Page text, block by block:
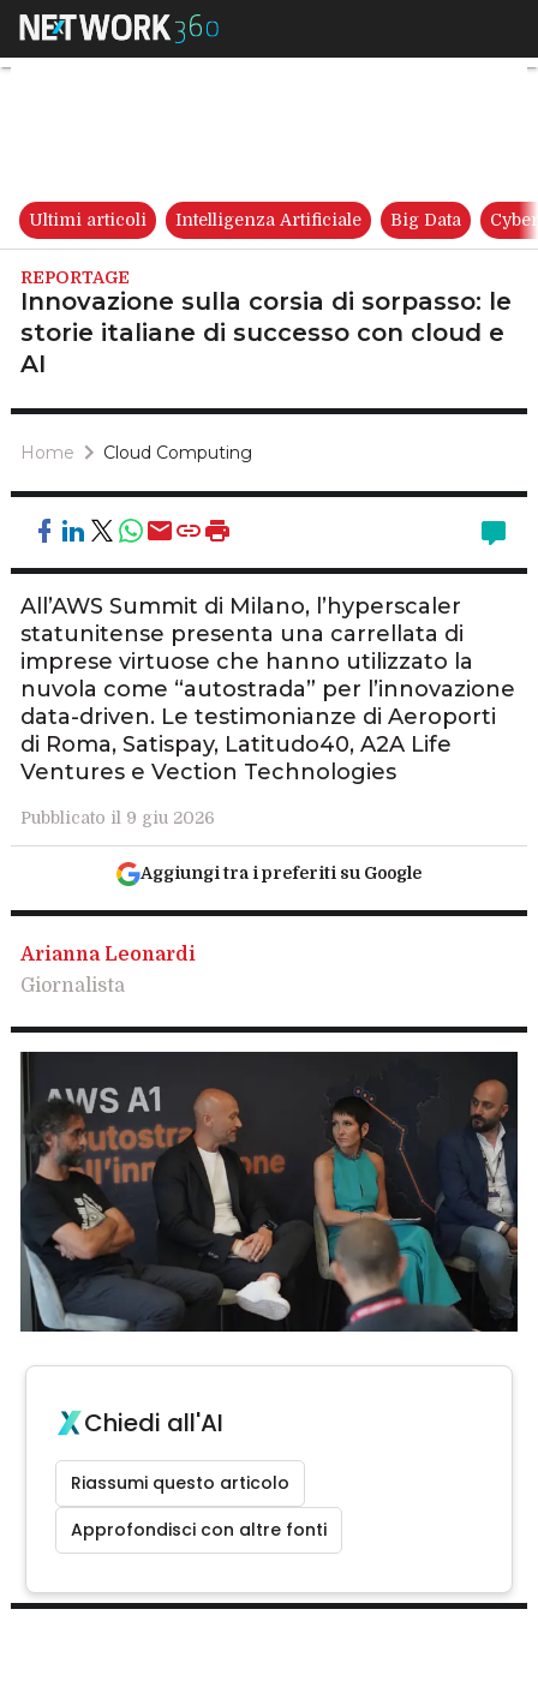
Innovazione sulla corsia di
Ultimi articoli Intelligenza Artificiale Big Data
REPORTAGE
Innovazione sulla corsia di sorpasso: le
storie italiane di successo con cloud e
AI
Home Cloud Computing
All’AWS Summit di Milano, l’hyperscaler
statunitense presenta una carrellata di
imprese virtuose che hanno utilizzato la
nuvola come “autostrada” per l’innovazione
data-driven. Le testimonianze di Aeroporti
di Roma, Satispay, Latitudo40, A2A Life
Ventures e Vection Technologies
Pubblicato il 9 giu 2026
Aggiungi tra i preferiti su Google
Arianna Leonardi
Giornalista
Chiedi all'AI
Riassumi questo articolo
Approfondisci con altre fonti